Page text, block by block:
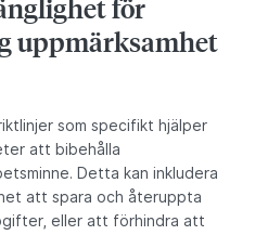
för
uppmärksamhet
som specifikt hjälper
att bibehålla
Detta kan inkludera
att spara och återuppta
eller att förhindra att